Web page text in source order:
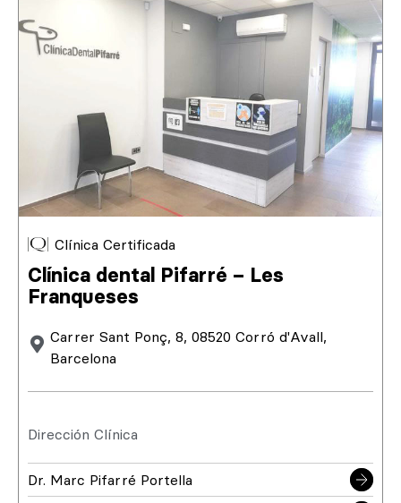
Clínica Certificada
Clínica dental Pifarré – Les
Franqueses
Carrer Sant Ponç, 8, 08520 Corró d'Avall,
Barcelona
Dirección Clínica
Dr. Marc Pifarré Portella